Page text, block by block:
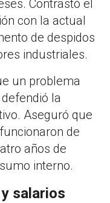
Contrastó el
con la actual
de despidos
industriales.
un problema
la
Aseguró que
de
años de
interno.
salarios